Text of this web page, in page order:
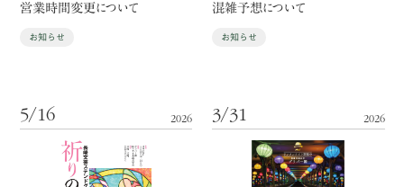
営業時間変更について
お知らせ
混雑予想について
お知らせ
2026
5/16 2026
3/31